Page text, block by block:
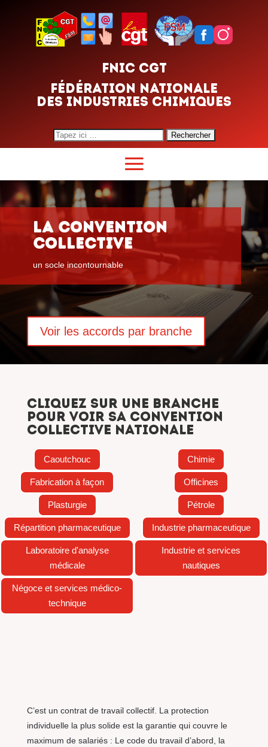
FNIC CGT
FÉDÉRATION NATIONALE
DES INDUSTRIES CHIMIQUES
Search
for:
LA CONVENTION
COLLECTIVE
un socle incontournable
Voir les accords par branche
Cliquez sur une branche
pour voir sa convention
collective nationale
Caoutchouc Chimie
Fabrication à façon Officines
Plasturgie Pétrole
Répartition pharmaceutique Industrie pharmaceutique
Laboratoire d'analyse
médicale
Industrie et services
nautiques
Négoce et services médico-
technique
C’est un contrat de travail collectif. La protection
individuelle la plus solide est la garantie qui couvre le
maximum de salariés : Le code du travail d’abord, la